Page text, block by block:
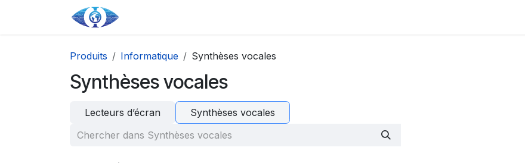
Aller au contenu principal
Se rendre au contenu
Produits Informatique Synthèses vocales
Synthèses vocales
Lecteurs d’écran Synthèses vocales